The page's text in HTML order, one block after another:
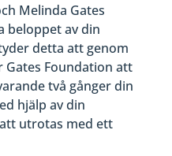
Melinda Gates
beloppet av din
detta att genom
Foundation att
två gånger din
hjälp av din
utrotas med ett